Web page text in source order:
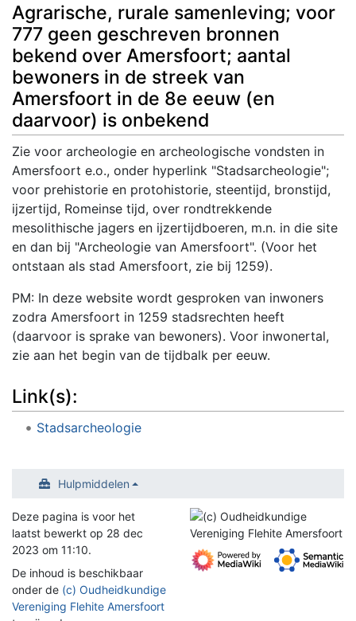
Agrarische, rurale samenleving; voor
777 geen geschreven bronnen
bekend over Amersfoort; aantal
bewoners in de streek van
Amersfoort in de 8e eeuw (en
daarvoor) is onbekend
Zie voor archeologie en archeologische vondsten in
Amersfoort e.o., onder hyperlink "Stadsarcheologie";
voor prehistorie en protohistorie, steentijd, bronstijd,
ijzertijd, Romeinse tijd, over rondtrekkende
mesolithische jagers en ijzertijdboeren, m.n. in die site
en dan bij "Archeologie van Amersfoort". (Voor het
ontstaan als stad Amersfoort, zie bij 1259).
PM: In deze website wordt gesproken van inwoners
zodra Amersfoort in 1259 stadsrechten heeft
(daarvoor is sprake van bewoners). Voor inwonertal,
zie aan het begin van de tijdbalk per eeuw.
Link(s):
Stadsarcheologie
Hulpmiddelen
Deze pagina is voor het
laatst bewerkt op 28 dec
2023 om 11:10.
De inhoud is beschikbaar
onder de (c) Oudheidkundige
Vereniging Flehite Amersfoort